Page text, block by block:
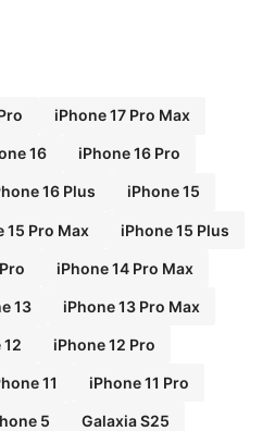
regalo ideal para tu novia durante
iPhone 17 Pro Max
16 iPhone 16 Pro
16 Plus iPhone 15
15 Pro Max iPhone 15 Plus
iPhone 14 Pro Max
13 iPhone 13 Pro Max
12 iPhone 12 Pro
11 iPhone 11 Pro
5 Galaxia S25